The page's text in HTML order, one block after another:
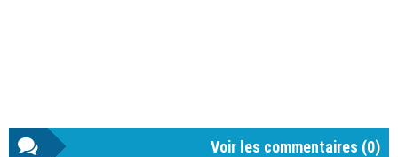
Voir les commentaires (0)